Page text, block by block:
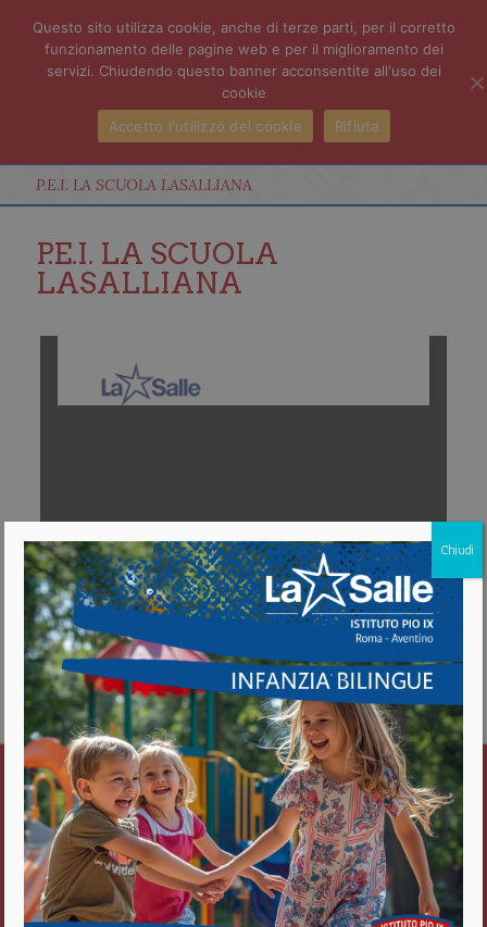
P.E.I. LA SCUOLA LASALLIANA
P.E.I. LA SCUOLA
LASALLIANA
Download [458.75 KB]
Istituto Pio IX
Roma Aventino
Fratelli delle Scuole Cristiane
Chiudi
Questo sito utilizza cookie, anche di terze parti, per il corretto
funzionamento delle pagine web e per il miglioramento dei
servizi. Chiudendo questo banner acconsentite all'uso dei
cookie
Accetto l'utilizzo dei cookie
Rifiuta